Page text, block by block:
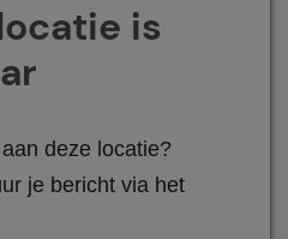
is
deze locatie?
je bericht via het